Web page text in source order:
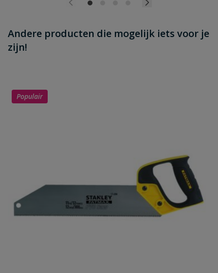
Andere producten die mogelijk iets voor je
zijn!
Populair